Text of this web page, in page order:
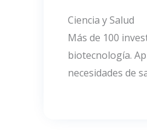
Ciencia y Salud
Más de 100
biotecnología.
necesidades de